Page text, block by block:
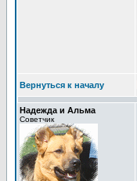
Вернуться к началу
Надежда и Альма
Советчик